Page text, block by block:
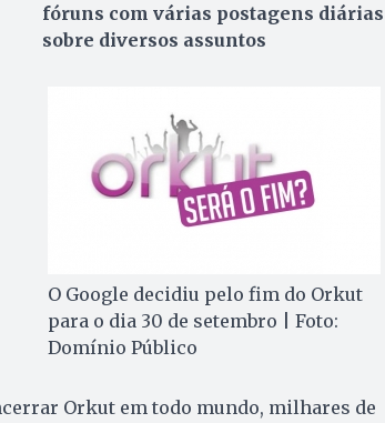
fóruns com várias postagens diárias
sobre diversos assuntos
O Google decidiu pelo fim do Orkut
para o dia 30 de setembro | Foto:
Domínio Público
Orkut em todo mundo, milhares de